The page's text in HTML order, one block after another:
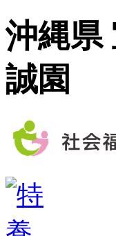
沖縄県
誠園